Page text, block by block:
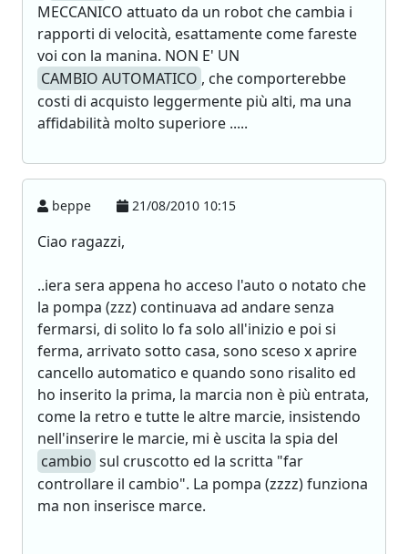
MECCANICO attuato da un robot che cambia i
rapporti di velocità, esattamente come fareste
voi con la manina. NON E' UN
CAMBIO AUTOMATICO , che comporterebbe
costi di acquisto leggermente più alti, ma una
affidabilità molto superiore .....
beppe 21/08/2010 10:15
Ciao ragazzi,
..iera sera appena ho acceso l'auto o notato che
la pompa (zzz) continuava ad andare senza
fermarsi, di solito lo fa solo all'inizio e poi si
ferma, arrivato sotto casa, sono sceso x aprire
cancello automatico e quando sono risalito ed
ho inserito la prima, la marcia non è più entrata,
come la retro e tutte le altre marcie, insistendo
nell'inserire le marcie, mi è uscita la spia del
cambio sul cruscotto ed la scritta "far
controllare il cambio". La pompa (zzzz) funziona
ma non inserisce marce.